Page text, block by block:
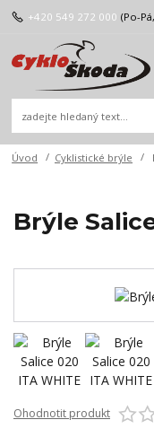
+420 549 272 000 (Po-
Úvod Cyklistické brýle
Brýle
Ohodnotit produkt